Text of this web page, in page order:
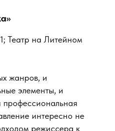
Театр на Литейном
жанров, и
элементы, и
профессиональная
интересно не
режиссера к